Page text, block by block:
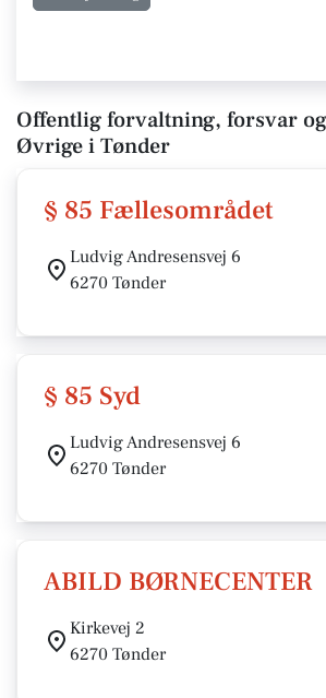
Offentlig forvaltning, forsvar
Øvrige i Tønder
§ 85 Fællesområdet
Ludvig Andresensvej 6
6270 Tønder
§ 85 Syd
Ludvig Andresensvej 6
6270 Tønder
ABILD BØRNECENTER
Kirkevej 2
6270 Tønder